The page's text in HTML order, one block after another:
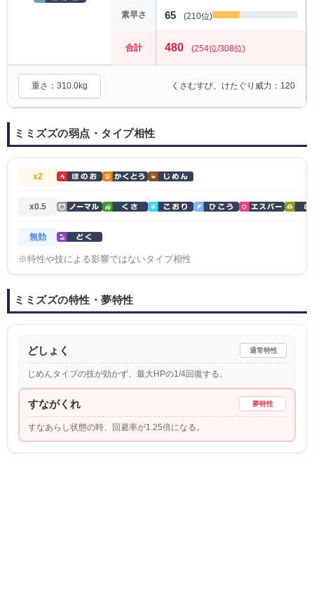
素早さ 65 (210位)
合計 480 (254位/308位)
重さ：310.0kg くさむすび、けたぐり威力：120
ミミズズの弱点・タイプ相性
x2
x0.5
無効
※特性や技による影響ではないタイプ相性
ミミズズの特性・夢特性
どしょく 通常特性
じめんタイプの技が効かず、最大HPの1/4回復する。
すながくれ 夢特性
すなあらし状態の時、回避率が1.25倍になる。